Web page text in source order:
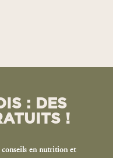
: DES
!
conseils en nutrition et